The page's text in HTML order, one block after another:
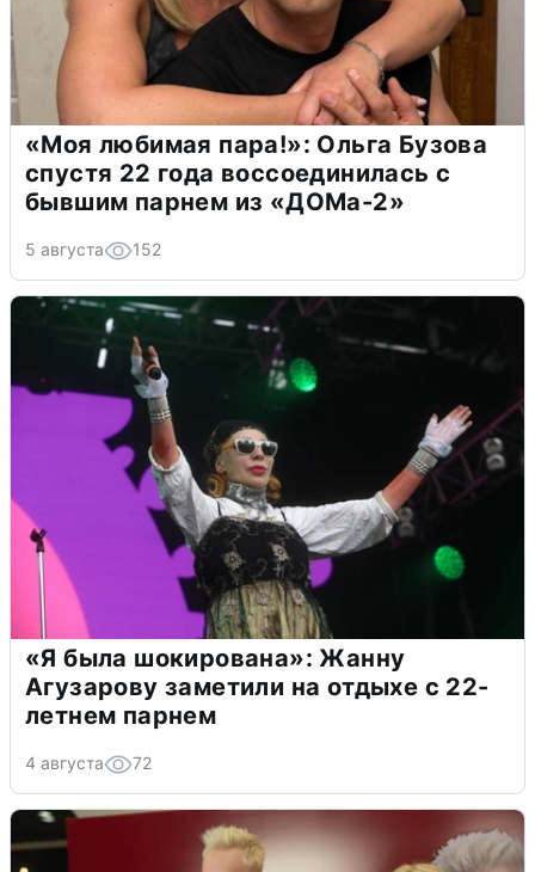
«Моя любимая пара!»: Ольга Бузова
спустя 22 года воссоединилась с
бывшим парнем из «ДОМа-2»
5 августа 152
«Я была шокирована»: Жанну
Агузарову заметили на отдыхе с 22-
летнем парнем
4 августа 72